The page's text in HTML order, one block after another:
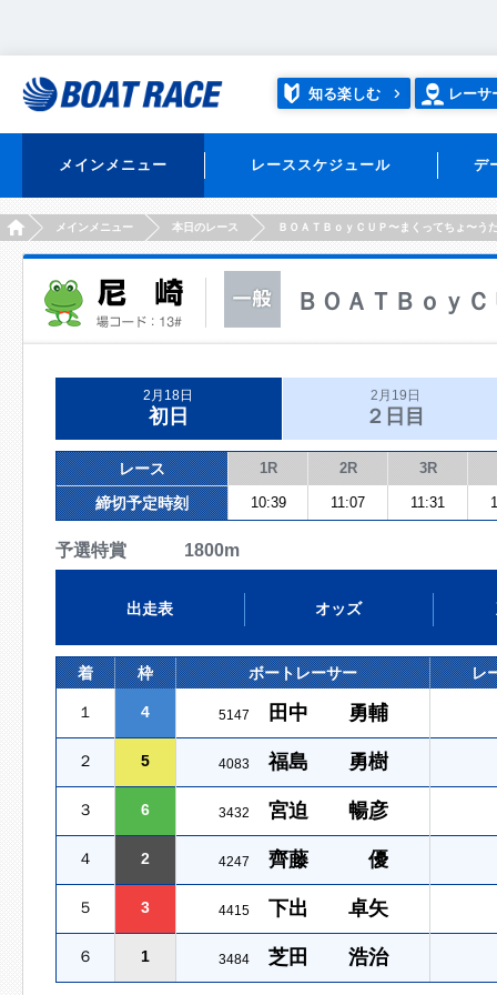
知る楽しむ レーサ
メインメニュー レーススケジュール デ
HOMEメインメニュー 本日のレース ＢＯＡＴＢｏｙＣＵＰ〜まくってちょ〜う
ＢＯＡＴＢｏｙ
2月18日
初日
2月19日
２日目
レース 1R 2R 3R
締切予定時刻 10:39 11:07 11:31
予選特賞 1800m
出走表 オッズ
着 枠 ボートレーサー レ
１ 4 5147 田中 勇輔
２ 5 4083 福島 勇樹
３ 6 3432 宮迫 暢彦
４ 2 4247 齊藤 優
５ 3 4415 下出 卓矢
６ 1 3484 芝田 浩治